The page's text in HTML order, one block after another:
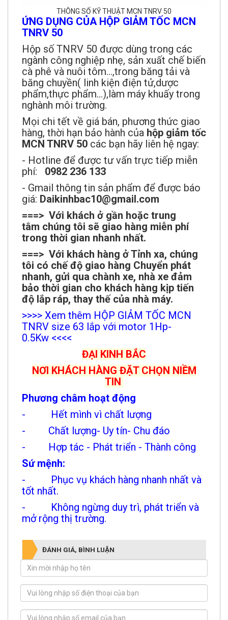
THÔNG SỐ KỸ THUẬT MCN TNRV 50
ỨNG DỤNG CỦA HỘP GIẢM TỐC MCN
TNRV 50
Hộp số TNRV 50 được dùng trong các
ngành công nghiệp nhẹ, sản xuất chế biến
cà phê và nuôi tôm...,trong băng tải và
băng chuyền( linh kiện điện tử,dược
phẩm,thực phẩm...),làm máy khuấy trong
nghành môi trường.
Mọi chi tết về giá bán, phương thức giao
hàng, thời hạn bảo hành của hộp giảm tốc
MCN TNRV 50 các bạn hãy liên hệ ngay:
- Hotline để được tư vấn trực tiếp miễn
phí: 0982 236 133
- Gmail thông tin sản phẩm để được báo
giá: Daikinhbac10@gmail.com
===> Với khách ở gần hoặc trung
tâm chúng tôi sẽ giao hàng miễn phí
trong thời gian nhanh nhất.
===> Với khách hàng ở Tỉnh xa, chúng
tôi có chế độ giao hàng Chuyển phát
nhanh, gửi qua chành xe, nhà xe đảm
bảo thời gian cho khách hàng kịp tiến
độ lắp ráp, thay thế của nhà máy.
>>>> Xem thêm HỘP GIẢM TỐC MCN
TNRV size 63 lắp với motor 1Hp-
0.5Kw <<<<
ĐẠI KINH BẮC
NƠI KHÁCH HÀNG ĐẶT CHỌN NIỀM
TIN
Phương châm hoạt động
- Hết mình vì chất lượng
- Chất lượng- Uy tín- Chu đáo
- Hợp tác - Phát triển - Thành công
Sứ mệnh:
- Phục vụ khách hàng nhanh nhất và
tốt nhất.
- Không ngừng duy trì, phát triển và
mở rộng thị trường.
ĐÁNH GIÁ, BÌNH LUẬN